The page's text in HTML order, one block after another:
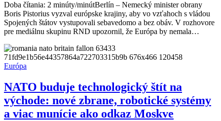
Európa
sa
nesmie
nechať
zastrašiť
Spojenými
štátmi
Doba čítania: 2 minúty/minútBerlín – Nemecký minister obrany
Boris Pistorius vyzval európske krajiny, aby vo vzťahoch s vládou
Spojených štátov vystupovali sebavedomo a bez obáv. V rozhovore
pre mediálnu skupinu RND upozornil, že Európa by nemala…
Európa
NATO buduje technologický štít na
východe: nové zbrane, robotické systémy
a viac munície ako odkaz Moskve